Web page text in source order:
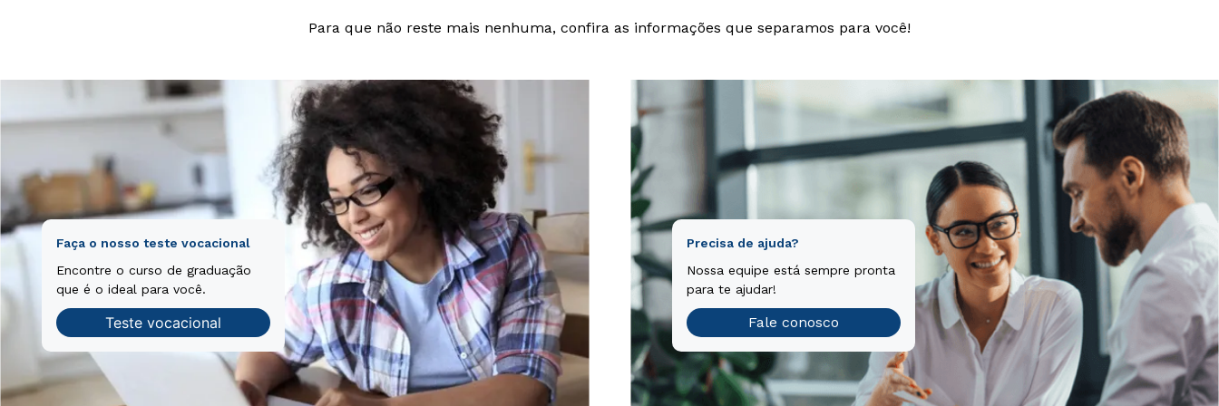
Para que não reste mais nenhuma, confira as informações que separamos para você!
Faça o nosso teste vocacional
Encontre o curso de graduação
que é o ideal para você.
Teste vocacional
Precisa de ajuda?
Nossa equipe está sempre pronta
para te ajudar!
Fale conosco